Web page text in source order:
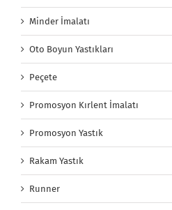
Minder İmalatı
Oto Boyun Yastıkları
Peçete
Promosyon Kırlent İmalatı
Promosyon Yastık
Rakam Yastık
Runner